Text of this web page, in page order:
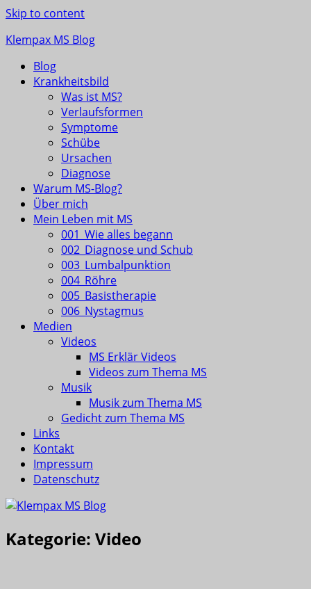
Skip to content
Klempax MS Blog
Infos, Fragen, Antworten für und von MSlern
Blog
Krankheitsbild
Was ist MS?
Verlaufsformen
Symptome
Schübe
Ursachen
Diagnose
Warum MS-Blog?
Über mich
Mein Leben mit MS
001_Wie alles begann
002_Diagnose und Schub
003_Lumbalpunktion
004_Röhre
005_Basistherapie
006_Nystagmus
Medien
Videos
MS Erklär Videos
Videos zum Thema MS
Musik
Musik zum Thema MS
Gedicht zum Thema MS
Links
Kontakt
Impressum
Datenschutz
Kategorie: Video